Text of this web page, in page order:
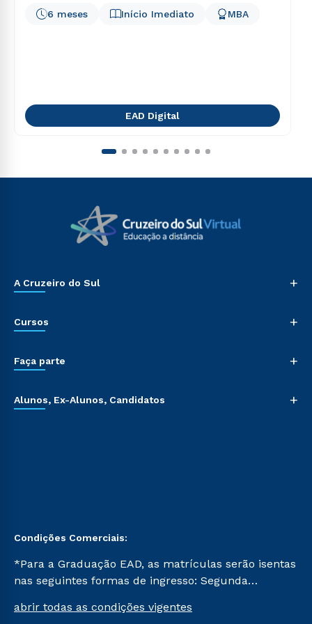
Início Imediato
6 meses MBA
EAD Digital
A Cruzeiro do Sul +
Cursos +
Faça parte +
Alunos, Ex-Alunos, Candidatos +
Condições Comerciais:
*Para a Graduação EAD, as matrículas serão isentas
nas seguintes formas de ingresso: Segunda
Já para as demais, a taxa de matrícula será de R$
abrir todas as condições vigentes